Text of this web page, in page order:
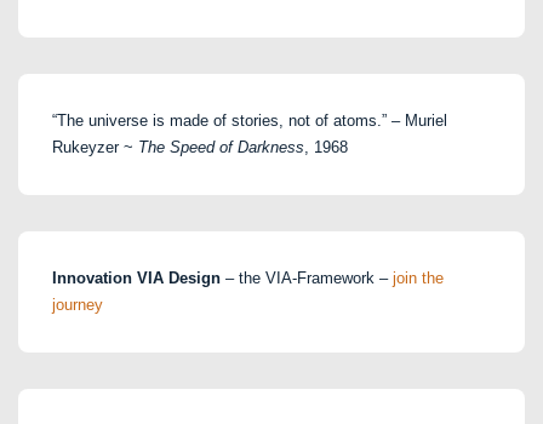
“The universe is made of stories, not of atoms.” – Muriel
Rukeyzer ~ The Speed of Darkness , 1968
Innovation VIA Design – the VIA-Framework – join the
journey